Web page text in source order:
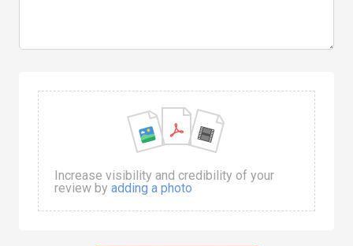
Increase visibility and credibility of your
review by adding a photo